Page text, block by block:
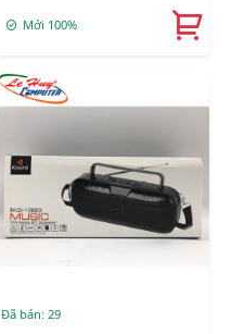
Mới 100%
Đã bán: 29